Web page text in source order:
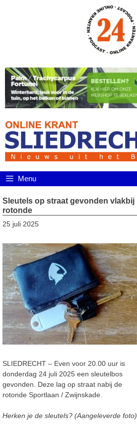
Menu
Sleutels op straat gevonden vlakbij
rotonde
25 juli 2025
SLIEDRECHT – Even voor 20.00 uur is
donderdag 24 juli 2025 een sleutelbos
gevonden. Deze lag op straat nabij de
rotonde Sportlaan / Zwijnskade.
Herken je de sleutels? (Aangeleverde foto)